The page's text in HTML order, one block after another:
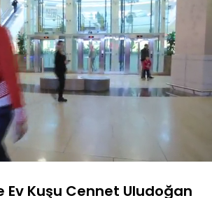
Oynatma
Hızı
Ev Kuşu Cennet Uludoğan